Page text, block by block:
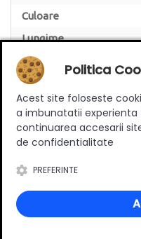
Culoare
Lungime
Review-uri
Spune-ți părerea
Politica
Acest site foloseste
a imbunatatii experienta
continuarea accesarii site-
de confidentialitate
PREFERINTE